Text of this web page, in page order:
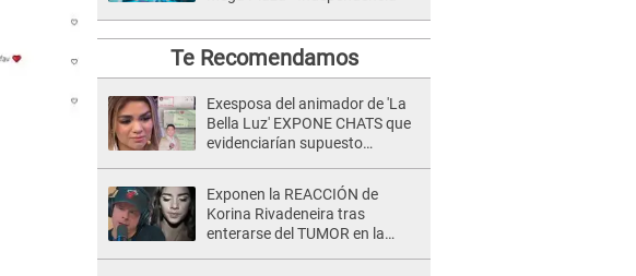
Te Recomendamos
Exesposa del animador de 'La
Bella Luz' EXPONE CHATS que
evidenciarían supuesto
Saldaña, pese a tener pareja
Exponen la REACCIÓN de
Korina Rivadeneira tras
enterarse del TUMOR en la